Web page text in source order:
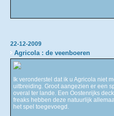
22-12-2009
Agricola : de veenboeren
Ik veronderstel dat ik u Agricola niet
uitbreiding. Groot aangezien er een
overal ter lande. Een Oostenrijks
freaks hebben deze natuurlijk
het spel toegevoegd.